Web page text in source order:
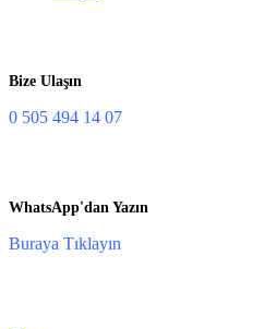
Bize Ulaşın
0 505 494 14 07
WhatsApp'dan Yazın
Buraya Tıklayın